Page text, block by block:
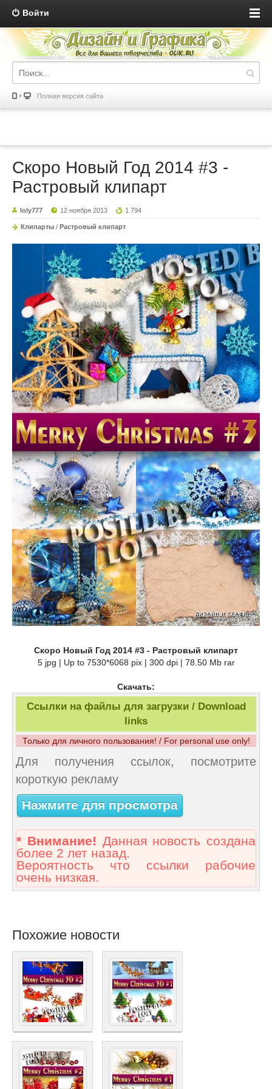
Войти
Полная версия сайта
Скоро Новый Год 2014 #3 -
Растровый клипарт
loly777 12 ноября 2013 1 794
Клипарты / Растровый клипарт
Скоро Новый Год 2014 #3 - Растровый клипарт
5 jpg | Up to 7530*6068 pix | 300 dpi | 78.50 Mb rar
Скачать:
Ссылки на файлы для загрузки / Download
links
Только для личного пользования! / For personal use only!
Для получения ссылок, посмотрите
короткую рекламу
Нажмите для просмотра
* Внимание! Данная новость создана
более 2 лет назад.
Вероятность что ссылки рабочие
очень низкая.
Похожие новости